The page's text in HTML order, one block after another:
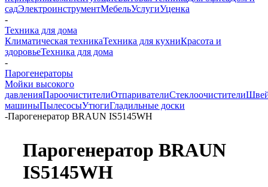
садЭлектроинструментМебельУслугиУценка
-
Техника для дома
Климатическая техникаТехника для кухниКрасота и
здоровьеТехника для дома
-
Парогенераторы
Мойки высокого
давленияПароочистителиОтпаривателиСтеклоочистители
машиныПылесосыУтюгиГладильные доски
-Парогенератор BRAUN IS5145WH
Парогенератор BRAUN
IS5145WH